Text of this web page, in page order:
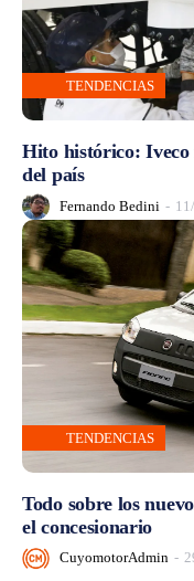
TENDENCIAS
Hito histórico:
del país
Fernando Bedini -
TENDENCIAS
Todo sobre los
el concesionario
CuyomotorAdmin -